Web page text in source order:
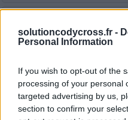
solutioncodycross.fr -
Personal Information
If you wish to opt-out of the
processing of your personal
targeted advertising by us,
section to confirm your
Mésopotamie - Groupe
Mésopotamie - Groupe
Mésopotamie - Groupe